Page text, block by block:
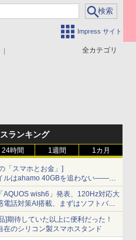
Impress サイト
全カテゴリ
ランキング
24時間 1週間 1カ月
「スマホとお金」]
ルはahamo 40GBを追わない――単
おトク割」の安さと1年限定の注意
AQUOS wish6」発表、120Hz対応大
電話対策AI搭載、まずはソフトバン
け
]期待していた以上に便利だった！
在のシリコン製スマホスタンド